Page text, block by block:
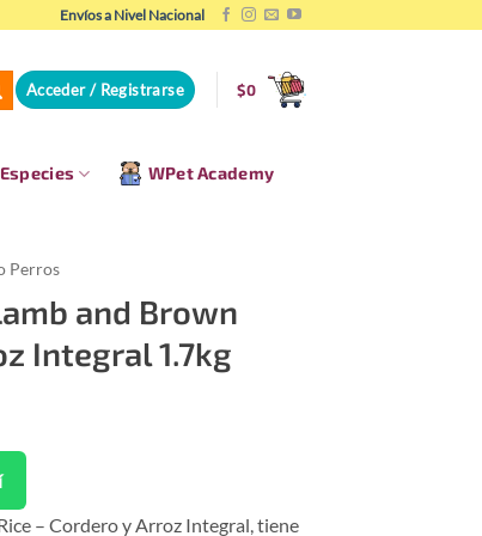
Envíos a Nivel Nacional
Acceder / Registrarse $0
WPet Academy
Perros
and Brown
Integral 1.7kg
– Cordero y Arroz Integral, tiene